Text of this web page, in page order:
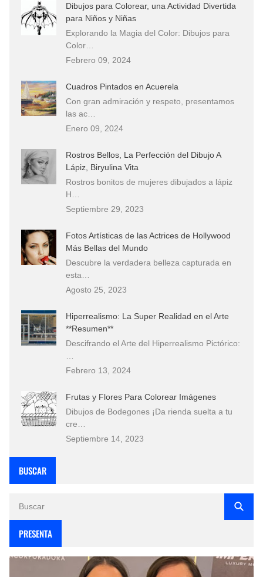
Dibujos para Colorear, una Actividad Divertida
para Niños y Niñas
Explorando la Magia del Color: Dibujos para
Color…
Febrero 09, 2024
Cuadros Pintados en Acuerela
Con gran admiración y respeto, presentamos
las ac…
Enero 09, 2024
Rostros Bellos, La Perfección del Dibujo A
Lápiz, Biryulina Vita
Rostros bonitos de mujeres dibujados a lápiz
H…
Septiembre 29, 2023
Fotos Artísticas de las Actrices de Hollywood
Más Bellas del Mundo
Descubre la verdadera belleza capturada en
esta…
Agosto 25, 2023
Hiperrealismo: La Super Realidad en el Arte
**Resumen**
Descifrando el Arte del Hiperrealismo Pictórico:
Febrero 13, 2024
Frutas y Flores Para Colorear Imágenes
Dibujos de Bodegones ¡Da rienda suelta a tu
cre…
Septiembre 14, 2023
BUSCAR
PRESENTA